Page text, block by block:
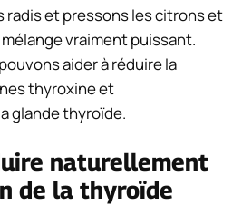
radis et pressons les citrons et
vraiment puissant.
aider à réduire la
thyroxine et
glande thyroïde.
naturellement
de la thyroïde